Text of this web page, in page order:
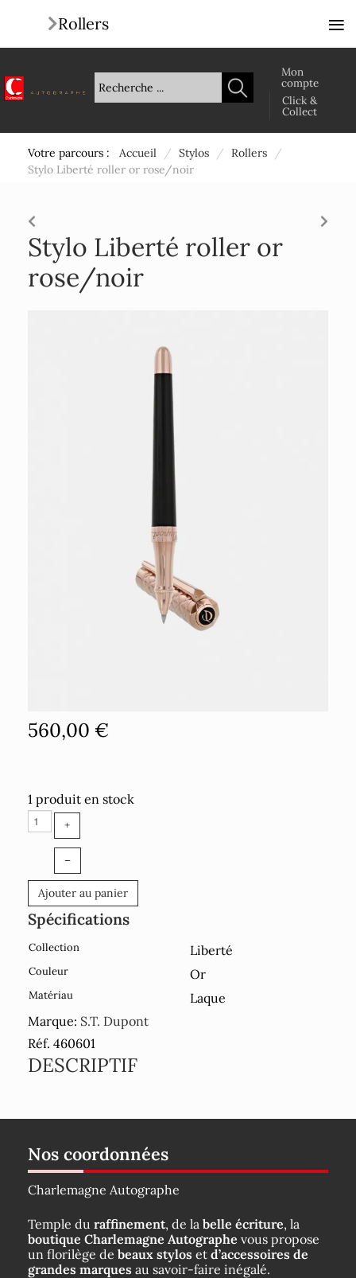
Mon
compte
Click &
Collect
Votre parcours : Accueil / Stylos / Rollers
/
Stylo Liberté roller or rose/noir
Stylo Liberté roller or
rose/noir
560,00 €
1 produit en stock
+
–
Ajouter au panier
Spécifications
Collection Liberté
Couleur Or
Matériau
Laque
Marque: S.T. Dupont
Réf. 460601
DESCRIPTIF
Nos coordonnées
Charlemagne Autographe
Temple du raffinement, de la belle écriture, la
boutique Charlemagne Autographe vous propose
un florilège de beaux stylos et d’accessoires de
grandes marques au savoir-faire inégalé.
Rollers ≡